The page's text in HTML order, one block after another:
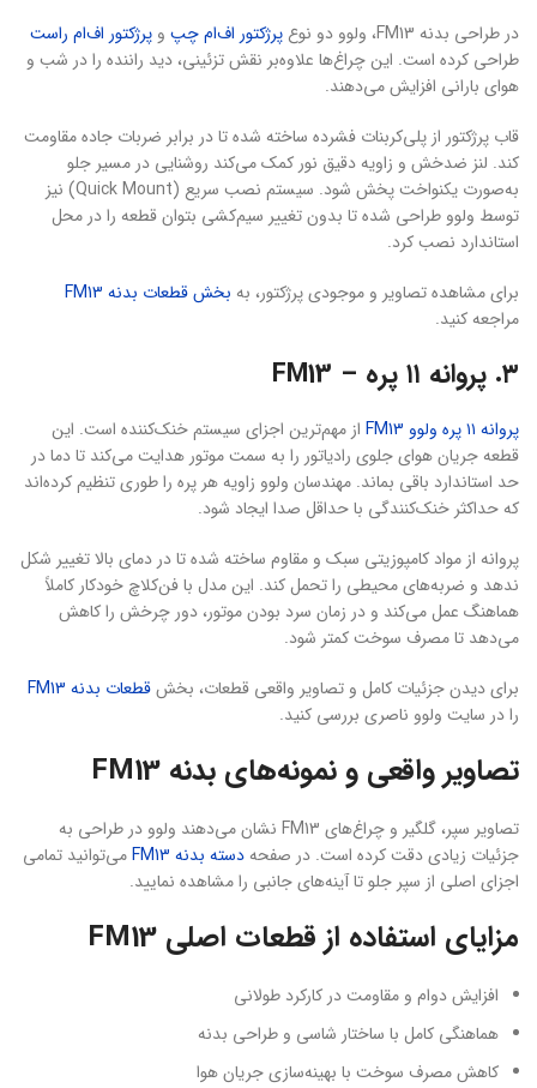
در طراحی بدنه FM13، ولوو دو نوع پرژکتور اف‌ام چپ و پرژکتور اف‌ام راست
طراحی کرده است. این چراغ‌ها علاوه‌بر نقش تزئینی، دید راننده را در شب و
هوای بارانی افزایش می‌دهند.
قاب پرژکتور از پلی‌کربنات فشرده ساخته شده تا در برابر ضربات جاده مقاومت
کند. لنز ضدخش و زاویه دقیق نور کمک می‌کند روشنایی در مسیر جلو
به‌صورت یکنواخت پخش شود. سیستم نصب سریع (Quick Mount) نیز
توسط ولوو طراحی شده تا بدون تغییر سیم‌کشی بتوان قطعه را در محل
استاندارد نصب کرد.
برای مشاهده تصاویر و موجودی پرژکتور، به بخش قطعات بدنه FM13
مراجعه کنید.
۳. پروانه ۱۱ پره – FM13
پروانه ۱۱ پره ولوو FM13
از مهم‌ترین اجزای سیستم خنک‌کننده است. این
قطعه جریان هوای جلوی رادیاتور را به سمت موتور هدایت می‌کند تا دما در
حد استاندارد باقی بماند. مهندسان ولوو زاویه هر پره را طوری تنظیم کرده‌اند
که حداکثر خنک‌کنندگی با حداقل صدا ایجاد شود.
پروانه از مواد کامپوزیتی سبک و مقاوم ساخته شده تا در دمای بالا تغییر شکل
ندهد و ضربه‌های محیطی را تحمل کند. این مدل با فن‌کلاچ خودکار کاملاً
هماهنگ عمل می‌کند و در زمان سرد بودن موتور، دور چرخش را کاهش
می‌دهد تا مصرف سوخت کمتر شود.
برای دیدن جزئیات کامل و تصاویر واقعی قطعات، بخشقطعات بدنه FM13
را در سایت ولوو ناصری بررسی کنید.
تصاویر واقعی و نمونه‌های بدنه FM13
تصاویر سپر، گلگیر و چراغ‌های FM13 نشان می‌دهند ولوو در طراحی به
جزئیات زیادی دقت کرده است. در صفحهدسته بدنه FM13
می‌توانید تمامی
اجزای اصلی از سپر جلو تا آینه‌های جانبی را مشاهده نمایید.
مزایای استفاده از قطعات اصلی FM13
افزایش دوام و مقاومت در کارکرد طولانی
هماهنگی کامل با ساختار شاسی و طراحی بدنه
کاهش مصرف سوخت با بهینه‌سازی جریان هوا